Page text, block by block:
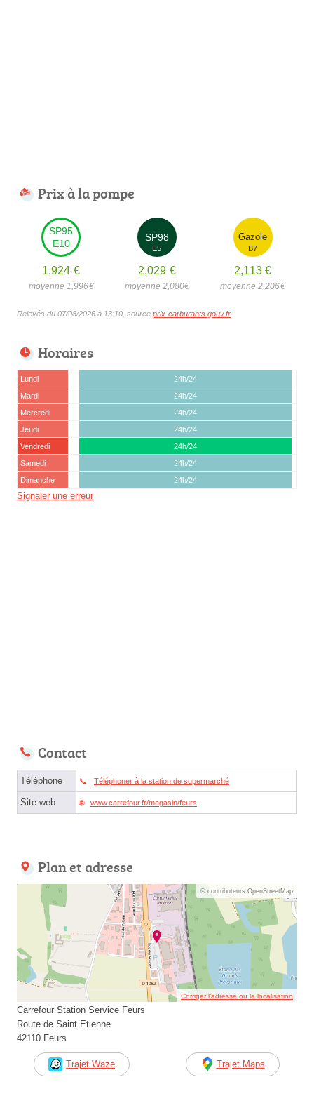
Prix à la pompe
SP95
E10
1,924 €
moyenne 1,996€
SP98
E5
2,029 €
moyenne 2,080€
Gazole
B7
2,113 €
moyenne 2,206€
Relevés du 07/08/2026 à 13:10, source prix-carburants.gouv.fr
Horaires
Lundi
24h/24
Mardi
24h/24
Mercredi
24h/24
Jeudi
24h/24
Vendredi
24h/24
Samedi
24h/24
Dimanche
24h/24
Signaler une erreur
Contact
Téléphone Téléphoner à la station de supermarché
Site web www.carrefour.fr/magasin/feurs
Plan et adresse
© contributeurs OpenStreetMap
Corriger l’adresse ou la localisation
Carrefour Station Service Feurs
Route de Saint Etienne
42110 Feurs
Trajet Waze Trajet Maps